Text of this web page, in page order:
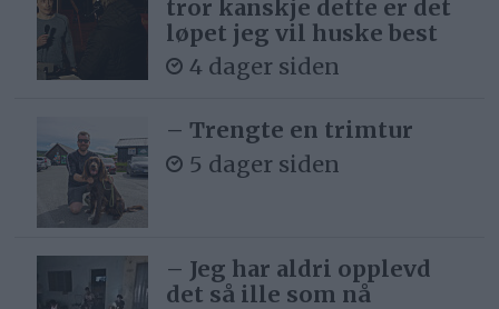
tror kanskje dette er det
løpet jeg vil huske best
4 dager siden
– Trengte en trimtur
5 dager siden
– Jeg har aldri opplevd
det så ille som nå